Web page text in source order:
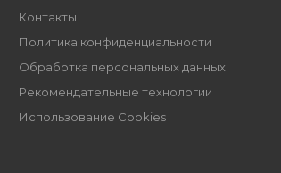
Контакты
Политика конфиденциальности
Обработка персональных данных
Рекомендательные технологии
Использование Cookies